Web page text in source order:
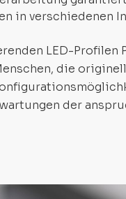
in verschiedenen
LED-Profilen
die
der